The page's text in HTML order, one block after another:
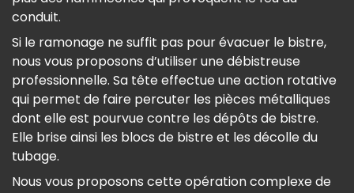
conduit.
Si le ramonage ne suffit pas pour évacuer le bistre,
nous vous proposons d’utiliser une débistreuse
professionnelle. Sa tête effectue une action rotative
qui permet de faire percuter les pièces métalliques
dont elle est pourvue contre les dépôts de bistre.
Elle brise ainsi les blocs de bistre et les décolle du
tubage.
Nous vous proposons cette opération complexe de